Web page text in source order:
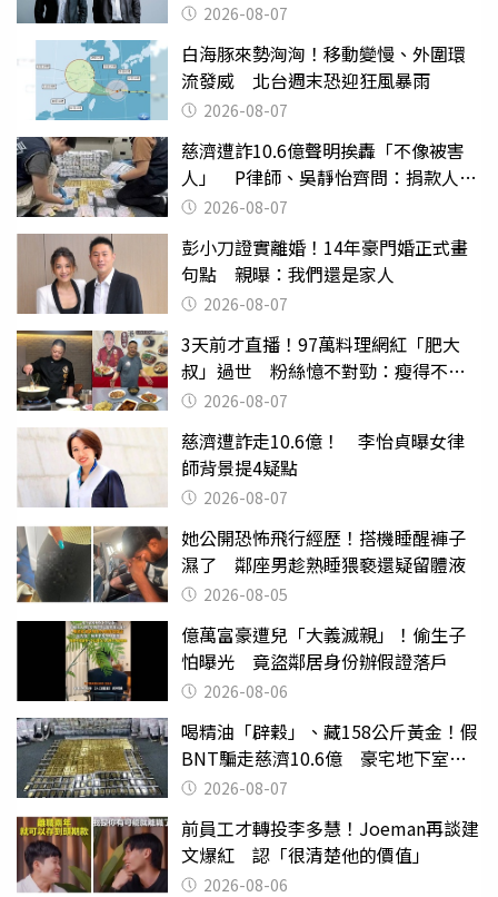
2026-08-07
白海豚來勢洶洶！移動變慢、外圍環
流發威 北台週末恐迎狂風暴雨
2026-08-07
慈濟遭詐10.6億聲明挨轟「不像被害
人」 P律師、吳靜怡齊問：捐款人有
權知道真相
2026-08-07
彭小刀證實離婚！14年豪門婚正式畫
句點 親曝：我們還是家人
2026-08-07
3天前才直播！97萬料理網紅「肥大
叔」過世 粉絲憶不對勁：瘦得不合
理 2026-08-07
慈濟遭詐走10.6億！ 李怡貞曝女律
師背景提4疑點
2026-08-07
她公開恐怖飛行經歷！搭機睡醒褲子
濕了 鄰座男趁熟睡猥褻還疑留體液
2026-08-05
億萬富豪遭兒「大義滅親」！偷生子
怕曝光 竟盜鄰居身份辦假證落戶
2026-08-06
喝精油「辟穀」、藏158公斤黃金！假
BNT騙走慈濟10.6億 豪宅地下室竟
挖出乾鮑金庫
2026-08-07
前員工才轉投李多慧！Joeman再談建
文爆紅 認「很清楚他的價值」
2026-08-06